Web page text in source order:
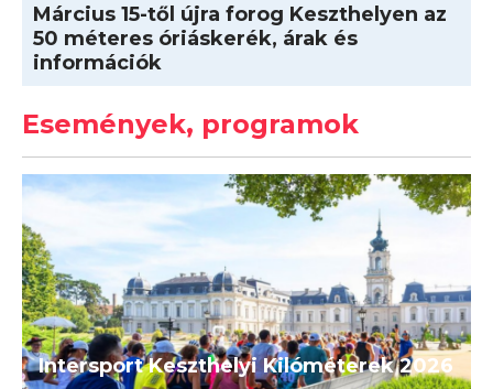
Március 15-től újra forog Keszthelyen az
50 méteres óriáskerék, árak és
információk
Események, programok
Intersport Keszthelyi Kilóméterek 2026